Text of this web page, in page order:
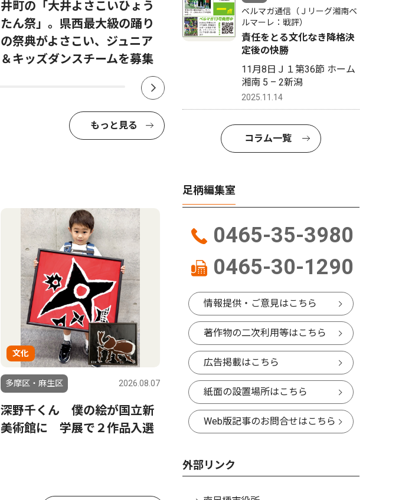
井町の「大井よさこいひょう
たん祭」。県西最大級の踊り
の祭典がよさこい、ジュニア
＆キッズダンスチームを募集
ＫＡＮＡＧＡＷＡ」イベント
に堀田真由さん、磯村勇斗さ
んの出演決定
殊詐欺等
もっと見る
文化
多摩区・麻生区 2026.08.07
深野千くん 僕の絵が国立新
美術館に 学展で２作品入選
ベルマガ通信（Ｊリーグ湘南ベ
ルマーレ：戦評）
責任をとる文化なき降格決
定後の快勝
11月8日Ｊ１第36節 ホーム
湘南 5 – 2新潟
2025.11.14
コラム一覧
足柄編集室
0465-35-3980
0465-30-1290
情報提供・ご意見はこちら
著作物の二次利用等はこちら
広告掲載はこちら
紙面の設置場所はこちら
Web版記事のお問合せはこちら
外部リンク